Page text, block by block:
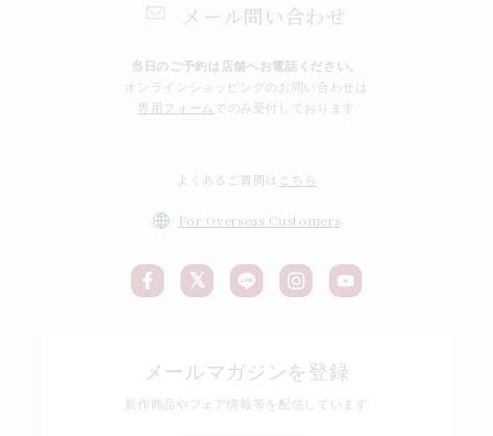
メール問い合わせ
当日のご予約は店舗へお電話ください。
オンラインショッピングのお問い合わせは
専用フォーム
でのみ受付しております
よくあるご質問は こちら
For Overseas Customers
メールマガジンを登録
新作商品やフェア情報等を配信しています